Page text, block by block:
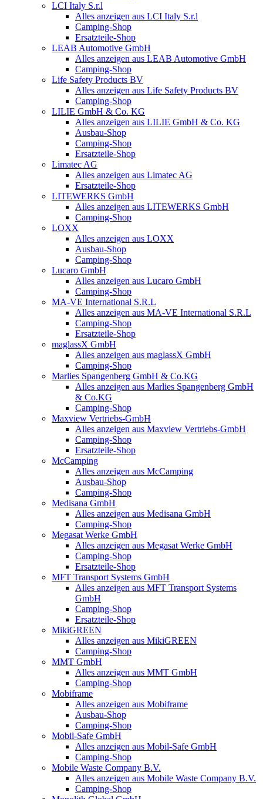
LCI Italy S.r.l
Alles anzeigen aus LCI Italy S.r.l
Camping-Shop
Ersatzteile-Shop
LEAB Automotive GmbH
Alles anzeigen aus LEAB Automotive GmbH
Camping-Shop
Life Safety Products BV
Alles anzeigen aus Life Safety Products BV
Camping-Shop
LILIE GmbH & Co. KG
Alles anzeigen aus LILIE GmbH & Co. KG
Ausbau-Shop
Camping-Shop
Ersatzteile-Shop
Limatec AG
Alles anzeigen aus Limatec AG
Ersatzteile-Shop
LITEWERKS GmbH
Alles anzeigen aus LITEWERKS GmbH
Camping-Shop
LOXX
Alles anzeigen aus LOXX
Ausbau-Shop
Camping-Shop
Lucaro GmbH
Alles anzeigen aus Lucaro GmbH
Camping-Shop
MA-VE International S.R.L
Alles anzeigen aus MA-VE International S.R.L
Camping-Shop
Ersatzteile-Shop
maglassX GmbH
Alles anzeigen aus maglassX GmbH
Camping-Shop
Marlies Spangenberg GmbH & Co.KG
Alles anzeigen aus Marlies Spangenberg GmbH
& Co.KG
Camping-Shop
Maxview Vertriebs-GmbH
Alles anzeigen aus Maxview Vertriebs-GmbH
Camping-Shop
Ersatzteile-Shop
McCamping
Alles anzeigen aus McCamping
Ausbau-Shop
Camping-Shop
Medisana GmbH
Alles anzeigen aus Medisana GmbH
Camping-Shop
Megasat Werke GmbH
Alles anzeigen aus Megasat Werke GmbH
Camping-Shop
Ersatzteile-Shop
MFT Transport Systems GmbH
Alles anzeigen aus MFT Transport Systems
GmbH
Camping-Shop
Ersatzteile-Shop
MikiGREEN
Alles anzeigen aus MikiGREEN
Camping-Shop
MMT GmbH
Alles anzeigen aus MMT GmbH
Camping-Shop
Mobiframe
Alles anzeigen aus Mobiframe
Ausbau-Shop
Camping-Shop
Mobil-Safe GmbH
Alles anzeigen aus Mobil-Safe GmbH
Camping-Shop
Mobile Waste Company B.V.
Alles anzeigen aus Mobile Waste Company B.V.
Camping-Shop